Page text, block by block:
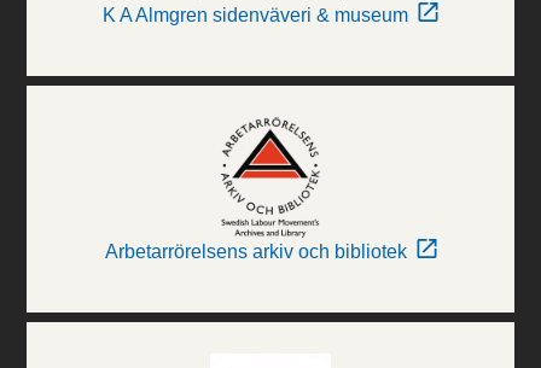
K A Almgren sidenväveri & museum
Arbetarrörelsens arkiv och bibliotek